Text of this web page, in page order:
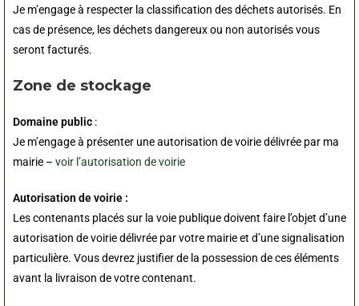
Je m’engage à respecter la classification des déchets autorisés. En
cas de présence, les déchets dangereux ou non autorisés vous
seront facturés.
Zone de stockage
Domaine public :
Je m’engage à présenter une autorisation de voirie délivrée par ma
mairie – voir l’autorisation de voirie
Autorisation de voirie :
Les contenants placés sur la voie publique doivent faire l’objet d’une
autorisation de voirie délivrée par votre mairie et d’une signalisation
particulière. Vous devrez justifier de la possession de ces éléments
avant la livraison de votre contenant.